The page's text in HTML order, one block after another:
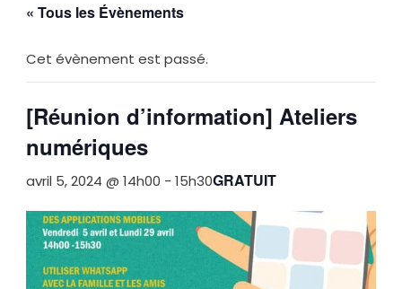
« Tous les Évènements
Cet évènement est passé.
[Réunion d’information] Ateliers
numériques
avril 5, 2024 @ 14h00 - 15h30GRATUIT